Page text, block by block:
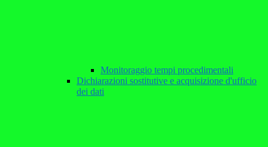
Monitoraggio tempi procedimentali
Dichiarazioni sostitutive e acquisizione d'ufficio
dei dati